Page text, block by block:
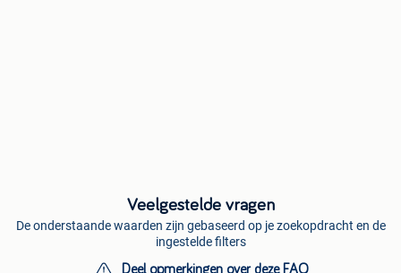
Veelgestelde vragen
De onderstaande waarden zijn gebaseerd op je zoekopdracht en de
ingestelde filters
Deel opmerkingen over deze FAQ